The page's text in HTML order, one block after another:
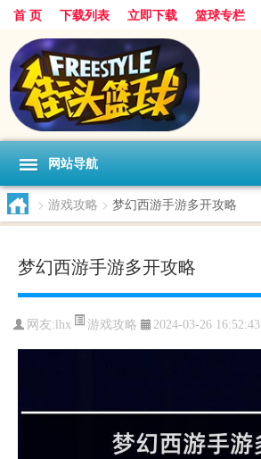
首 页 下载列表 立即下载 篮球专栏
网站导航
> 游戏攻略 > 梦幻西游手游多开攻略
梦幻西游手游多开攻略
网友:lhx 游戏攻略 2024-03-26 16:52:43